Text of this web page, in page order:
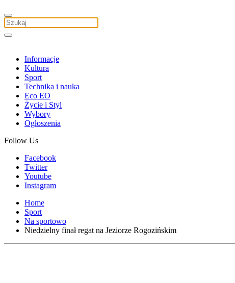
Informacje
Kultura
Sport
Technika i nauka
Eco EO
Życie i Styl
Wybory
Ogłoszenia
Follow Us
Facebook
Twitter
Youtube
Instagram
Home
Sport
Na sportowo
Niedzielny finał regat na Jeziorze Rogozińskim